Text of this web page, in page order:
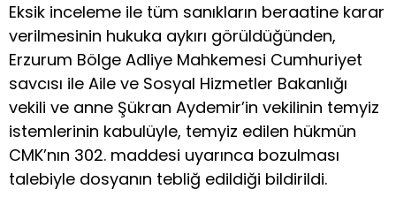
Eksik inceleme ile tüm sanıkların beraatine karar
verilmesinin hukuka aykırı görüldüğünden,
Erzurum Bölge Adliye Mahkemesi Cumhuriyet
savcısı ile Aile ve Sosyal Hizmetler Bakanlığı
vekili ve anne Şükran Aydemir’in vekilinin temyiz
istemlerinin kabulüyle, temyiz edilen hükmün
CMK’nın 302. maddesi uyarınca bozulması
talebiyle dosyanın tebliğ edildiği bildirildi.